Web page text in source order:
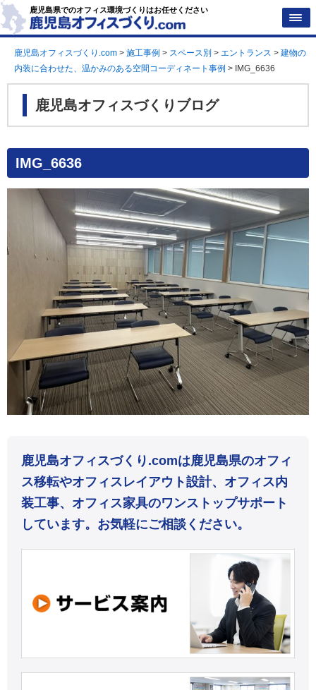
鹿児島県でのオフィス環境づくりはお任せください
鹿児島オフィスづくり.com > 施工事例 > スペース別 > エントランス > 建物の
内装に合わせた、温かみのある空間コーディネート事例 > IMG_6636
鹿児島オフィスづくりブログ
IMG_6636
鹿児島オフィスづくり.comは鹿児島県のオフィ
ス移転やオフィスレイアウト設計、オフィス内
装工事、オフィス家具のワンストップサポート
しています。お気軽にご相談ください。